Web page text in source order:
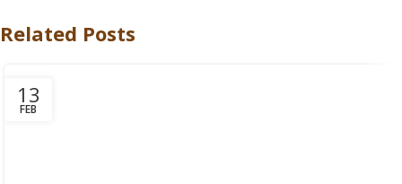
Related Posts
13
FEB